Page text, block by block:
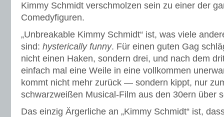
Kimmy Schmidt verschmolzen sein zu einer der
Comedyfiguren.
„Unbreakable Kimmy Schmidt“ ist, was viele
sind: hysterically funny. Für einen guten Gag
nicht einen Haken, sondern drei, und nach dem
einfach mal eine Weile in eine vollkommen
kommt nicht mehr zurück — sondern kippt, nur
schwarzweißen Musical-Film aus den 30ern über
Das einzig Ärgerliche an „Kimmy Schmidt“ ist,